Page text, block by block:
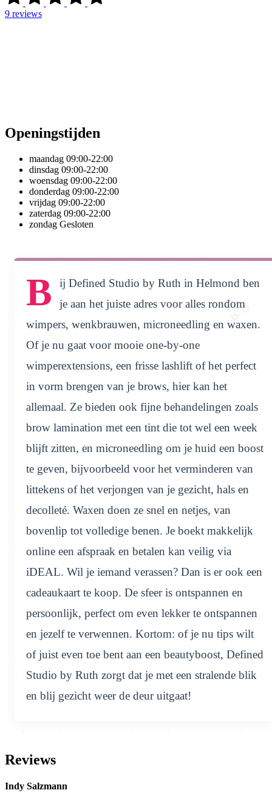
9 reviews
Openingstijden
maandag 09:00-22:00
dinsdag 09:00-22:00
woensdag 09:00-22:00
donderdag 09:00-22:00
vrijdag 09:00-22:00
zaterdag 09:00-22:00
zondag Gesloten
B
ij Defined Studio by Ruth in Helmond ben
je aan het juiste adres voor alles rondom
wimpers, wenkbrauwen, microneedling en waxen.
Of je nu gaat voor mooie one-by-one
wimperextensions, een frisse lashlift of het perfect
in vorm brengen van je brows, hier kan het
allemaal. Ze bieden ook fijne behandelingen zoals
brow lamination met een tint die tot wel een week
blijft zitten, en microneedling om je huid een boost
te geven, bijvoorbeeld voor het verminderen van
littekens of het verjongen van je gezicht, hals en
decolleté. Waxen doen ze snel en netjes, van
bovenlip tot volledige benen. Je boekt makkelijk
online een afspraak en betalen kan veilig via
iDEAL. Wil je iemand verassen? Dan is er ook een
cadeaukaart te koop. De sfeer is ontspannen en
persoonlijk, perfect om even lekker te ontspannen
en jezelf te verwennen. Kortom: of je nu tips wilt
of juist even toe bent aan een beautyboost, Defined
Studio by Ruth zorgt dat je met een stralende blik
en blij gezicht weer de deur uitgaat!
Reviews
Indy Salzmann